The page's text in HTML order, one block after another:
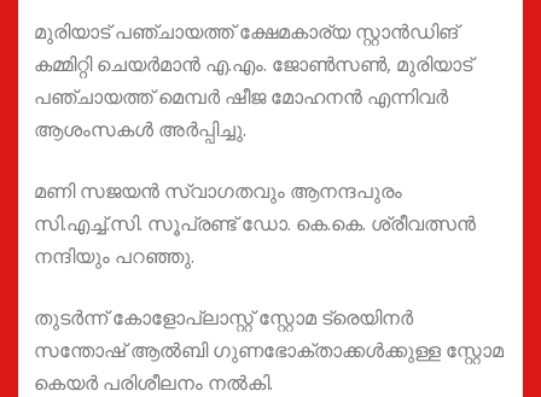
മുരിയാട് പഞ്ചായത്ത്‌ ക്ഷേമകാര്യ സ്റ്റാൻഡിങ്
കമ്മിറ്റി ചെയർമാൻ എ.എം. ജോൺസൺ, മുരിയാട്
പഞ്ചായത്ത്‌ മെമ്പർ ഷീജ മോഹനൻ എന്നിവർ
ആശംസകൾ അർപ്പിച്ചു.
മണി സജയൻ സ്വാഗതവും ആനന്ദപുരം
സി.എച്ച്.സി. സൂപ്രണ്ട് ഡോ. കെ.കെ. ശ്രീവത്സൻ
നന്ദിയും പറഞ്ഞു.
തുടർന്ന് കോളോപ്ലാസ്റ്റ് സ്റ്റോമ ട്രെയിനർ
സന്തോഷ്‌ ആൽബി ഗുണഭോക്താക്കൾക്കുള്ള സ്റ്റോമ
കെയർ പരിശീലനം നൽകി.